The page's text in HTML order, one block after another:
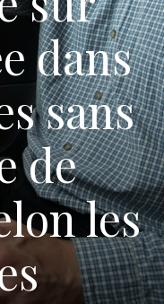
dans
sans
de
les